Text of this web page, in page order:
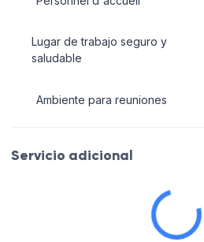
Lugar de trabajo seguro y
saludable
Ambiente para reuniones
Servicio adicional